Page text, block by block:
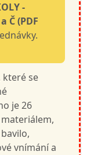
-
Č (PDF
které se
je 26
vnímání a